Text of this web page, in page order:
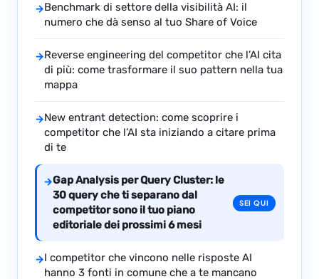
→Benchmark di settore della visibilità AI: il
numero che dà senso al tuo Share of Voice
→Reverse engineering del competitor che l’AI cita
di più: come trasformare il suo pattern nella tua
mappa
→New entrant detection: come scoprire i
competitor che l’AI sta iniziando a citare prima
di te
→Gap Analysis per Query Cluster: le
30 query che ti separano dal
competitor sono il tuo piano
editoriale dei prossimi 6 mesi
SEI QUI
→I competitor che vincono nelle risposte AI
hanno 3 fonti in comune che a te mancano